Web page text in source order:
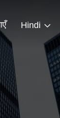
Hindi